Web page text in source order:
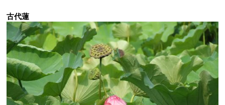
古代蓮